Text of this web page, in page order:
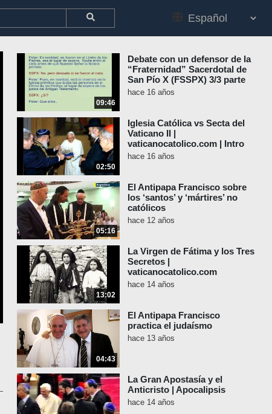
09:46
Debate con un defensor de la
“Fraternidad” Sacerdotal de
San Pío X (FSSPX) 3/3 parte
hace 16 años
02:50
Iglesia Católica vs Secta del
Vaticano II |
vaticanocatolico.com | Intro
hace 16 años
05:16
El Antipapa Francisco sobre
los ‘santos’ y ‘mártires’ no
católicos
hace 12 años
13:02
La Virgen de Fátima y los Tres
Secretos |
vaticanocatolico.com
hace 14 años
04:43
El Antipapa Francisco
practica el judaísmo
hace 13 años
La Gran Apostasía y el
Anticristo | Apocalipsis
hace 14 años